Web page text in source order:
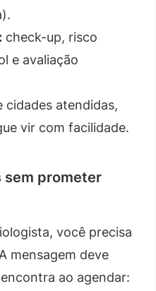
check-up, risco
e avaliação
cidades atendidas,
vir com facilidade.
sem prometer
você precisa
mensagem deve
ao agendar: